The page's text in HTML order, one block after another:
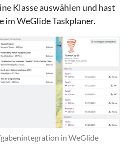
Klasse auswählen und hast
im WeGlide Taskplaner.
in WeGlide